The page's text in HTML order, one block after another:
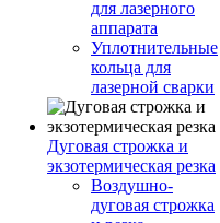
для лазерного
аппарата
Уплотнительные
кольца для
лазерной сварки
Дуговая строжка и
экзотермическая резка
Воздушно-
дуговая строжка